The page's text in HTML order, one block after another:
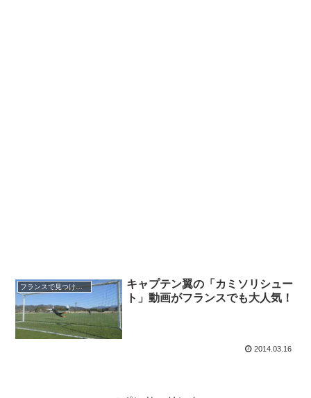
フランスで見つけた日本
キャプテン翼の「カミソリシュー
ト」動画がフランスでも大人気！
2014.03.16